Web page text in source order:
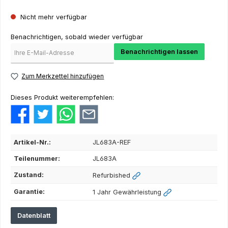
Nicht mehr verfügbar
Benachrichtigen, sobald wieder verfügbar
Benachrichtigen lassen
Zum Merkzettel hinzufügen
Dieses Produkt weiterempfehlen:
Artikel-Nr.: JL683A-REF
Teilenummer: JL683A
Zustand: Refurbished
Garantie: 1 Jahr Gewährleistung
Datenblatt